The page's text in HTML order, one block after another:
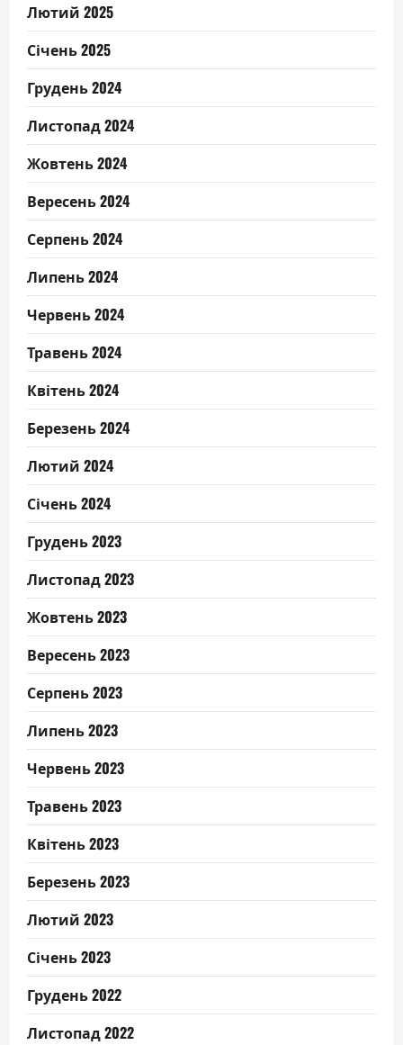
Лютий 2025
Січень 2025
Грудень 2024
Листопад 2024
Жовтень 2024
Вересень 2024
Серпень 2024
Липень 2024
Червень 2024
Травень 2024
Квітень 2024
Березень 2024
Лютий 2024
Січень 2024
Грудень 2023
Листопад 2023
Жовтень 2023
Вересень 2023
Серпень 2023
Липень 2023
Червень 2023
Травень 2023
Квітень 2023
Березень 2023
Лютий 2023
Січень 2023
Грудень 2022
Листопад 2022